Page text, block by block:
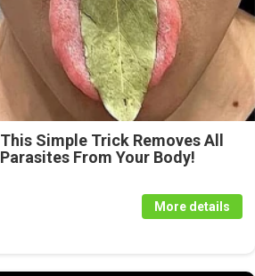
This Simple Trick Removes All
Parasites From Your Body!
More details